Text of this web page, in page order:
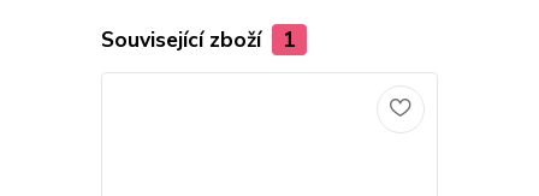
Související zboží 1